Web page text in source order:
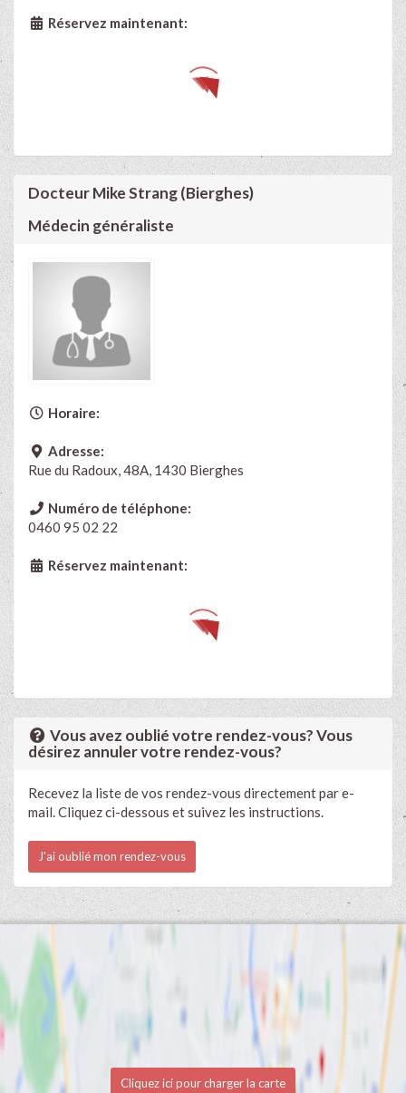
Réservez maintenant:
Docteur Mike Strang (Bierghes)
Médecin généraliste
Horaire:
Adresse:
Rue du Radoux, 48A, 1430 Bierghes
Numéro de téléphone:
0460 95 02 22
Réservez maintenant:
Vous avez oublié votre rendez-vous? Vous
désirez annuler votre rendez-vous?
Recevez la liste de vos rendez-vous directement par e-
mail. Cliquez ci-dessous et suivez les instructions.
J'ai oublié mon rendez-vous
Cliquez ici pour charger la carte